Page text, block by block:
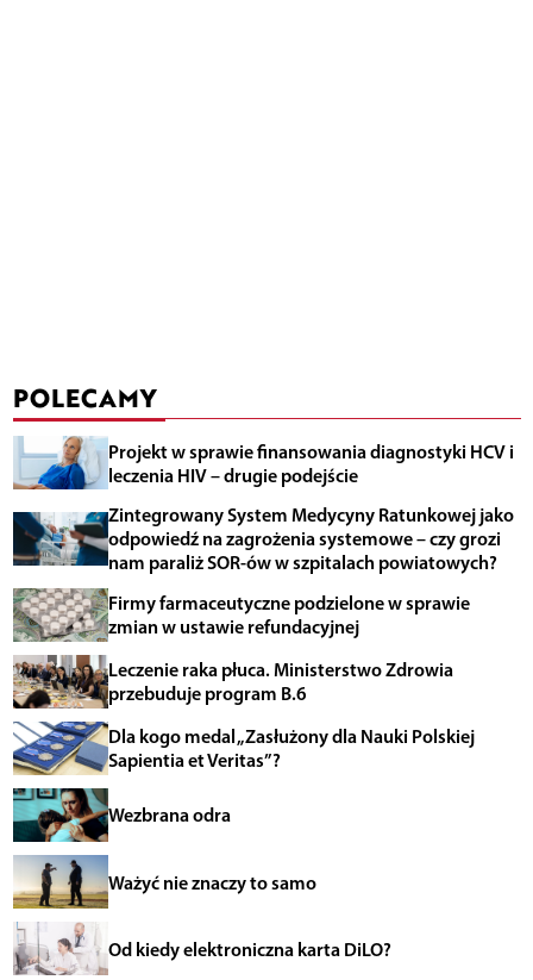
POLECAMY
Projekt w sprawie finansowania diagnostyki HCV i
leczenia HIV – drugie podejście
Zintegrowany System Medycyny Ratunkowej jako
odpowiedź na zagrożenia systemowe – czy grozi
nam paraliż SOR-ów w szpitalach powiatowych?
Firmy farmaceutyczne podzielone w sprawie
zmian w ustawie refundacyjnej
Leczenie raka płuca. Ministerstwo Zdrowia
przebuduje program B.6
Dla kogo medal „Zasłużony dla Nauki Polskiej
Sapientia et Veritas”?
Wezbrana odra
Ważyć nie znaczy to samo
Od kiedy elektroniczna karta DiLO?